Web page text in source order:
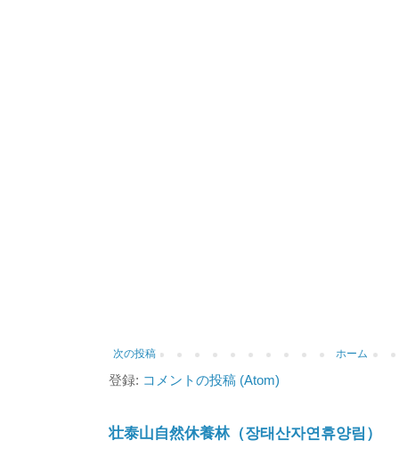
次の投稿 ホーム
登録: コメントの投稿 (Atom)
壮泰山自然休養林（장태산자연휴양림）